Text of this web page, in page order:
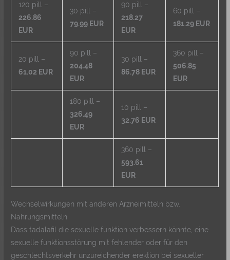
120 pill –
226.86
EUR
30 pill –
79.99 EUR
90 pill –
218.27
EUR
60 pill –
181.29 EUR
20 pill –
61.02 EUR
90 pill –
204.48
EUR
30 pill –
86.78 EUR
360 pill –
506.85
EUR
180 pill –
326.49
EUR
10 pill –
32.76 EUR
360 pill –
593.61
EUR
Wechselwirkungen mit anderen Arzneimitteln bzw.
Nahrungsmitteln
Dass tadalafil die sexuelle funktion verbessern könnte, eine
sexuelle funktionsstörung mit fehlender oder für den
geschlechtsverkehr unzureichender erektion bei sexueller